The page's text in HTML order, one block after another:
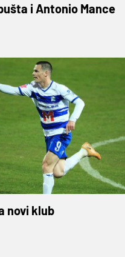
i Antonio Mance
novi klub